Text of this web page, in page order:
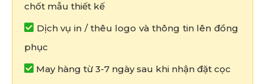
chốt mẫu thiết kế
Dịch vụ in / thêu logo và thông tin lên đồng
phục
May hàng từ 3-7 ngày sau khi nhận đặt cọc